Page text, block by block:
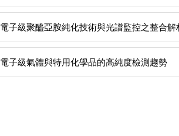
電子級聚醯亞胺純化技術與光譜監控之整合解
電子級氣體與特用化學品的高純度檢測趨勢